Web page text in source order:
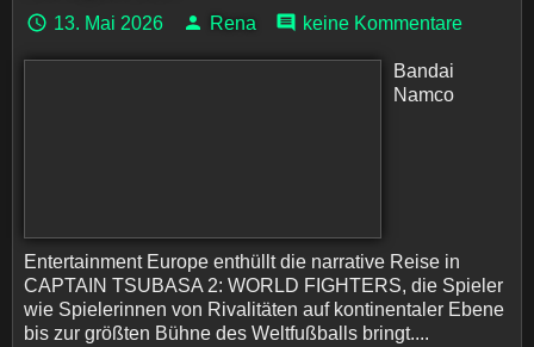
13. Mai 2026 Rena keine Kommentare
Bandai
Namco
Entertainment Europe enthüllt die narrative Reise in
CAPTAIN TSUBASA 2: WORLD FIGHTERS, die Spieler
wie Spielerinnen von Rivalitäten auf kontinentaler Ebene
bis zur größten Bühne des Weltfußballs bringt....